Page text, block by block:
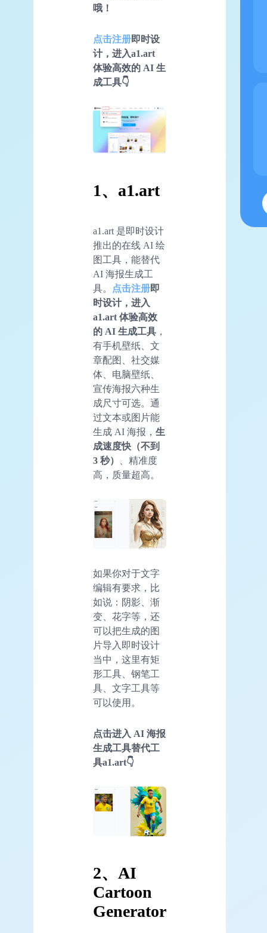
哦！
点击注册即时设
计，进入a1.art
体验高效的 AI 生
成工具👇
1、a1.art
a1.art 是即时设计
推出的在线 AI 绘
图工具，能替代
AI 海报生成工
具。
点击注册即
时设计，进入
a1.art 体验高效
的 AI 生成工具 ，
有手机壁纸、文
章配图、社交媒
体、电脑壁纸、
宣传海报六种生
成尺寸可选。通
过文本或图片能
生成 AI 海报， 生
成速度快（不到
3 秒）
、精准度
高，质量超高。
如果你对于文字
编辑有要求，比
如说：阴影、渐
变、花字等，还
可以把生成的图
片导入即时设计
当中，这里有矩
形工具、钢笔工
具、文字工具等
可以使用。
点击进入 AI 海报
生成工具替代工
具a1.art👇
2、AI
Cartoon
Generator